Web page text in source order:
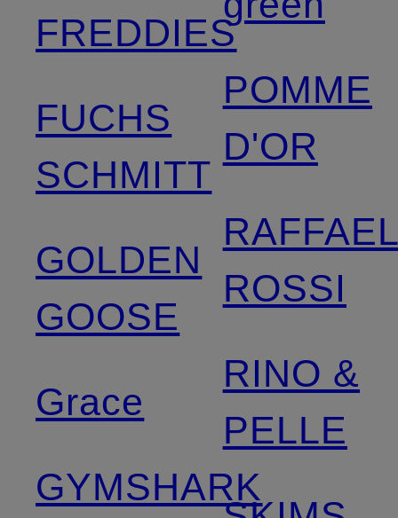
FREDDIES
FUCHS
SCHMITT
GOLDEN
GOOSE
Grace
GYMSHARK
POMME
D'OR
ROSSI
RINO &
PELLE